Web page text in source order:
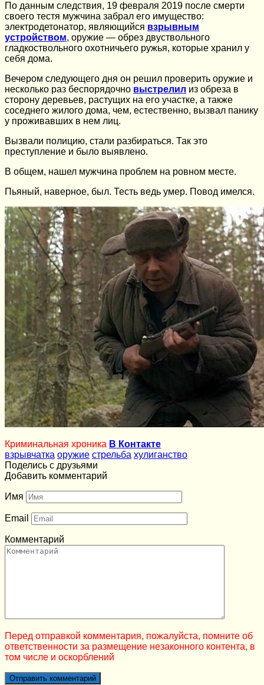
По данным следствия, 19 февраля 2019 после смерти
своего тестя мужчина забрал его имущество:
электродетонатор, являющийся взрывным
устройством, оружие — обрез двуствольного
гладкоствольного охотничьего ружья, которые хранил у
себя дома.
Вечером следующего дня он решил проверить оружие и
несколько раз беспорядочно выстрелил из обреза в
сторону деревьев, растущих на его участке, а также
соседнего жилого дома, чем, естественно, вызвал панику
у проживавших в нем лиц.
Вызвали полицию, стали разбираться. Так это
преступление и было выявлено.
В общем, нашел мужчина проблем на ровном месте.
Пьяный, наверное, был. Тесть ведь умер. Повод имелся.
Криминальная хроника В Контакте
взрывчатка оружие стрельба хулиганство
Поделись с друзьями
Добавить комментарий
Имя
Email
Комментарий
Перед отправкой комментария, пожалуйста, помните об
ответственности за размещение незаконного контента, в
том числе и оскорблений